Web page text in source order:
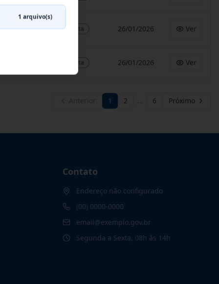
Aberta 26/01/2026 Ver
Aberta 26/01/2026 Ver
1 2 … 6 Próximo
Contato
Endereço não configurado
(00) 0000-0000
email@exemplo.gov.br
Segunda a Sexta, 08h às 14h
1 arquivo(s)